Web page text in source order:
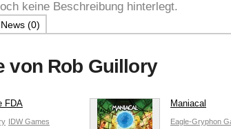
keine Beschreibung hinterlegt.
News (0)
von Rob Guillory
FDA
IDW Games
Maniacal
Eagle-Gryphon